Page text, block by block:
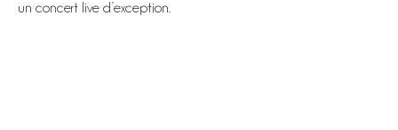
un concert live d’exception.